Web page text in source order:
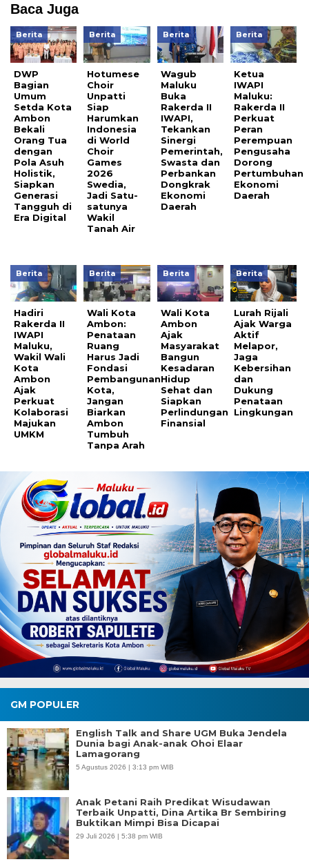
Baca Juga
Berita
DWP
Bagian
Umum
Setda Kota
Ambon
Bekali
Orang Tua
dengan
Pola Asuh
Holistik,
Siapkan
Generasi
Tangguh di
Era Digital
Berita
Hotumese
Choir
Unpatti
Siap
Harumkan
Indonesia
di World
Choir
Games
2026
Swedia,
Jadi Satu-
satunya
Wakil
Tanah Air
Berita
Wagub
Maluku
Buka
Rakerda II
IWAPI,
Tekankan
Sinergi
Pemerintah,
Swasta dan
Perbankan
Dongkrak
Ekonomi
Daerah
Berita
Ketua
IWAPI
Maluku:
Rakerda II
Perkuat
Peran
Perempuan
Pengusaha
Dorong
Pertumbuhan
Ekonomi
Daerah
Berita
Hadiri
Rakerda II
IWAPI
Maluku,
Wakil Wali
Kota
Ambon
Ajak
Perkuat
Kolaborasi
Majukan
UMKM
Berita
Wali Kota
Ambon:
Penataan
Ruang
Harus Jadi
Fondasi
Pembangunan
Kota,
Jangan
Biarkan
Ambon
Tumbuh
Tanpa Arah
Berita
Wali Kota
Ambon
Ajak
Masyarakat
Bangun
Kesadaran
Hidup
Sehat dan
Siapkan
Perlindungan
Finansial
Berita
Lurah Rijali
Ajak Warga
Aktif
Melapor,
Jaga
Kebersihan
dan
Dukung
Penataan
Lingkungan
GM POPULER
English Talk and Share UGM Buka Jendela
Dunia bagi Anak-anak Ohoi Elaar
Lamagorang
5 Agustus 2026 | 3:13 pm WIB
Anak Petani Raih Predikat Wisudawan
Terbaik Unpatti, Dina Artika Br Sembiring
Buktikan Mimpi Bisa Dicapai
29 Juli 2026 | 5:38 pm WIB